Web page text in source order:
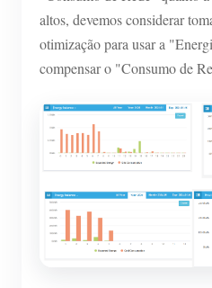
altos, devemos considerar
otimização para usar a
compensar o "Consumo de